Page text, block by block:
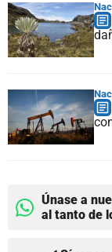
Únase a
al tanto de